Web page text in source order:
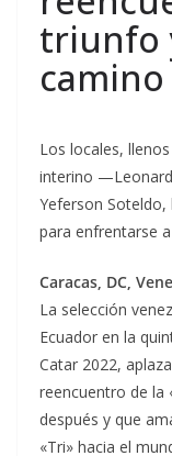
triunfo
Los locales,
interino
Yeferson
para enfrentarse
Caracas, DC,
La selección
Ecuador en la
Catar 2022,
reencuentro de la
después y que
«Tri» hacia el